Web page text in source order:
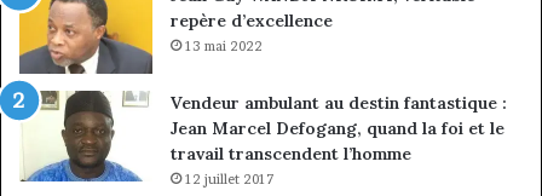
entreprises
repère d’excellence
13 mai 2022
Vendeur ambulant au destin fantastique :
Jean Marcel Defogang, quand la foi et le
travail transcendent l’homme
12 juillet 2017